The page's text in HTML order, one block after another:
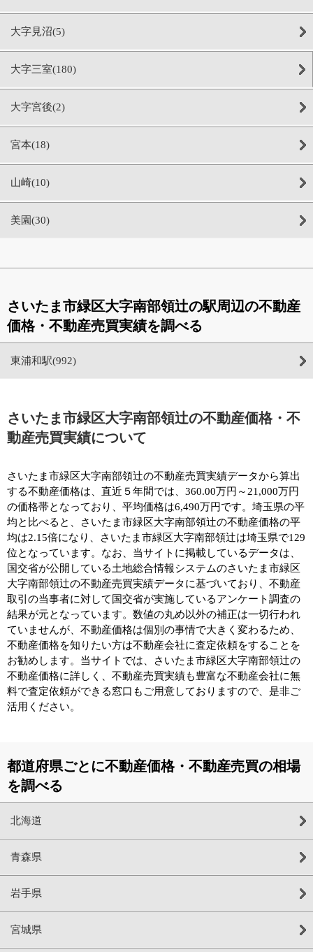
大字見沼(5)
大字三室(180)
大字宮後(2)
宮本(18)
山崎(10)
美園(30)
さいたま市緑区大字南部領辻の駅周辺の不動産
価格・不動産売買実績を調べる
東浦和駅(992)
さいたま市緑区大字南部領辻の不動産価格・不
動産売買実績について
さいたま市緑区大字南部領辻の不動産売買実績データから算出
する不動産価格は、直近５年間では、360.00万円～21,000万円
の価格帯となっており、平均価格は6,490万円です。埼玉県の平
均と比べると、さいたま市緑区大字南部領辻の不動産価格の平
均は2.15倍になり、さいたま市緑区大字南部領辻は埼玉県で129
位となっています。なお、当サイトに掲載しているデータは、
国交省が公開している土地総合情報システムのさいたま市緑区
大字南部領辻の不動産売買実績データに基づいており、不動産
取引の当事者に対して国交省が実施しているアンケート調査の
結果が元となっています。数値の丸め以外の補正は一切行われ
ていませんが、不動産価格は個別の事情で大きく変わるため、
不動産価格を知りたい方は不動産会社に査定依頼をすることを
お勧めします。当サイトでは、さいたま市緑区大字南部領辻の
不動産価格に詳しく、不動産売買実績も豊富な不動産会社に無
料で査定依頼ができる窓口もご用意しておりますので、是非ご
活用ください。
都道府県ごとに不動産価格・不動産売買の相場
を調べる
北海道
青森県
岩手県
宮城県